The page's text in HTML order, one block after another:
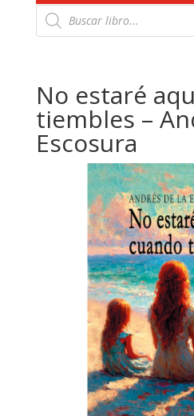
Búsqueda
de
productos
No estaré
tiembles –
Escosura